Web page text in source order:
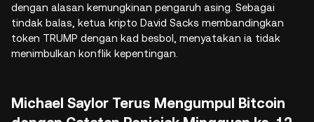
dengan alasan kemungkinan pengaruh asing. Sebagai
tindak balas, ketua kripto David Sacks membandingkan
token TRUMP dengan kad besbol, menyatakan ia tidak
menimbulkan konflik kepentingan.
Michael Saylor Terus Mengumpul Bitcoin